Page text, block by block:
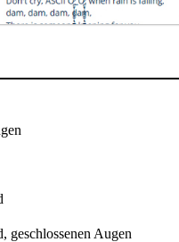
geschlossenen Augen